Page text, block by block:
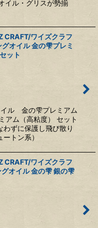
イル・グリスが勢揃
ワイズクラフ
オイル 金の雫プレミ
ット
ル 金の雫プレミアム
アム（高粘度） セット
ずに保護し飛び散り
トン系）
ワイズクラフ
オイル 金の雫 銀の雫